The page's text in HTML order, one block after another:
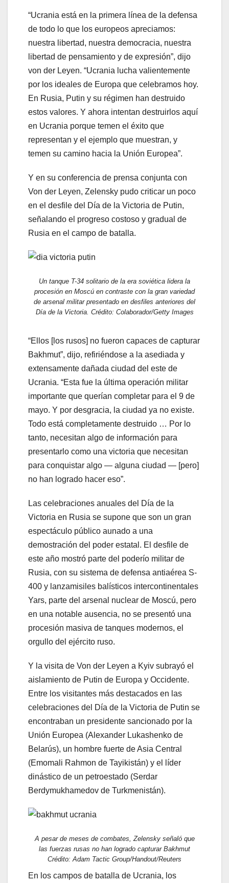
“Ucrania está en la primera línea de la defensa
de todo lo que los europeos apreciamos:
nuestra libertad, nuestra democracia, nuestra
libertad de pensamiento y de expresión”, dijo
von der Leyen. “Ucrania lucha valientemente
por los ideales de Europa que celebramos hoy.
En Rusia, Putin y su régimen han destruido
estos valores. Y ahora intentan destruirlos aquí
en Ucrania porque temen el éxito que
representan y el ejemplo que muestran, y
temen su camino hacia la Unión Europea”.
Y en su conferencia de prensa conjunta con
Von der Leyen, Zelensky pudo criticar un poco
en el desfile del Día de la Victoria de Putin,
señalando el progreso costoso y gradual de
Rusia en el campo de batalla.
Un tanque T-34 solitario de la era soviética lidera la
procesión en Moscú en contraste con la gran variedad
de arsenal militar presentado en desfiles anteriores del
Día de la Victoria. Crédito: Colaborador/Getty Images
“Ellos [los rusos] no fueron capaces de capturar
Bakhmut”, dijo, refiriéndose a la asediada y
extensamente dañada ciudad del este de
Ucrania. “Esta fue la última operación militar
importante que querían completar para el 9 de
mayo. Y por desgracia, la ciudad ya no existe.
Todo está completamente destruido … Por lo
tanto, necesitan algo de información para
presentarlo como una victoria que necesitan
para conquistar algo — alguna ciudad — [pero]
no han logrado hacer eso”.
Las celebraciones anuales del Día de la
Victoria en Rusia se supone que son un gran
espectáculo público aunado a una
demostración del poder estatal. El desfile de
este año mostró parte del poderío militar de
Rusia, con su sistema de defensa antiaérea S-
400 y lanzamisiles balísticos intercontinentales
Yars, parte del arsenal nuclear de Moscú, pero
en una notable ausencia, no se presentó una
procesión masiva de tanques modernos, el
orgullo del ejército ruso.
Y la visita de Von der Leyen a Kyiv subrayó el
aislamiento de Putin de Europa y Occidente.
Entre los visitantes más destacados en las
celebraciones del Día de la Victoria de Putin se
encontraban un presidente sancionado por la
Unión Europea (Alexander Lukashenko de
Belarús), un hombre fuerte de Asia Central
(Emomali Rahmon de Tayikistán) y el líder
dinástico de un petroestado (Serdar
Berdymukhamedov de Turkmenistán).
A pesar de meses de combates, Zelensky señaló que
las fuerzas rusas no han logrado capturar Bakhmut
Crédito: Adam Tactic Group/Handout/Reuters
En los campos de batalla de Ucrania, los